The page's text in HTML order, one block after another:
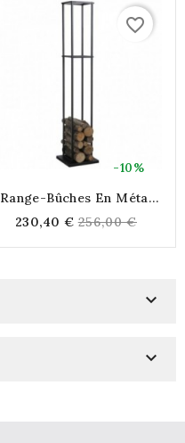
-10%
favorite_border
Range-Bûches En Métal
230,40 € Regular
price
256,00 €

